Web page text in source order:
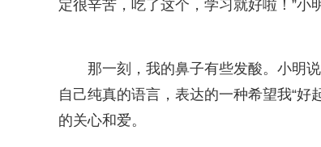
定很辛苦，吃了这个，学习就好啦！”小
那一刻，我的鼻子有些发酸。小明
自己纯真的语言，表达的一种希望我“好
的关心和爱。